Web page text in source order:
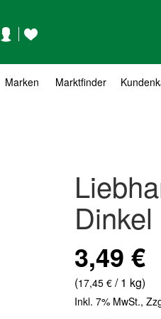
KontoWunschzettel
Marken Marktfinder
3,49 €
(17,45 €/ 1 kg)
Inkl. 7% MwSt.,